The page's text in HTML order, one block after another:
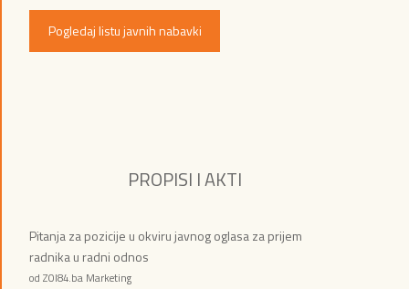
Pogledaj listu javnih nabavki
PROPISI I AKTI
Pitanja za pozicije u okviru javnog oglasa za prijem
radnika u radni odnos
od ZOI84.ba Marketing